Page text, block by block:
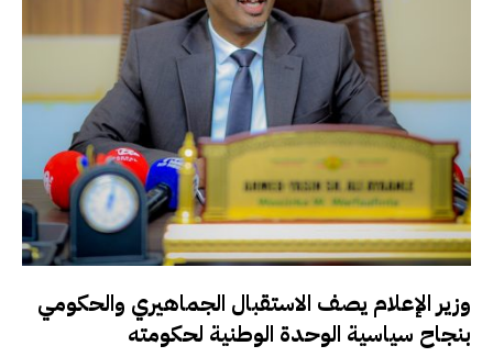
وزير الإعلام يصف الاستقبال الجماهيري والحكومي
بنجاح سياسية الوحدة الوطنية لحكومته